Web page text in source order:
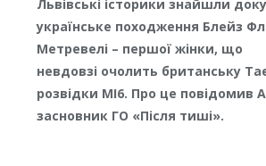
Львівські історики знайшли
українське походження Блейз
Метревелі – першої жінки, що
невдовзі очолить британську
розвідки MI6. Про це повідомив
засновник ГО «Після тиші».